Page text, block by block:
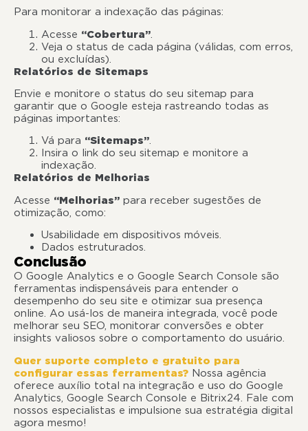
Para monitorar a indexação das páginas:
Acesse “Cobertura’’
Veja o status de cada página (válidas, com erros,
ou excluídas).
Relatórios de Sitemaps
Envie e monitore o status do seu sitemap para
garantir que o Google esteja rastreando todas as
páginas importantes:
Vá para “Sitemaps”.
Insira o link do seu sitemap e monitore a
indexação.
Relatórios de Melhorias
Acesse “Melhorias” para receber sugestões de
otimização, como:
Usabilidade em dispositivos móveis.
Dados estruturados.
Conclusão
O Google Analytics e o Google Search Console são
ferramentas indispensáveis para entender o
desempenho do seu site e otimizar sua presença
online. Ao usá-los de maneira integrada, você pode
melhorar seu SEO, monitorar conversões e obter
insights valiosos sobre o comportamento do usuário.
Quer suporte completo e gratuito para
configurar essas ferramentas? Nossa agência
oferece auxílio total na integração e uso do Google
Analytics, Google Search Console e Bitrix24. Fale com
nossos especialistas e impulsione sua estratégia digital
agora mesmo!